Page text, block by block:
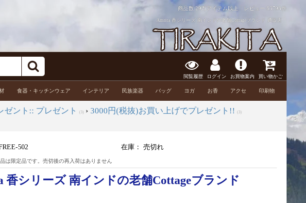
商品数:29万アイテム以上 レビュー:83798件
Amrita 香シリーズ 南インドの老舗Cottageブランド 通販店
閲覧履歴 ログイン お買物案内 買い物かご
食器・キッチンウェア インテリア 民族楽器 バッグ ヨガ お香 アクセ 印刷物
ゼント:: プレゼント (3) ›3000円(税抜)お買い上げでプレゼント!! (3)
502 在庫： 売切れ
は限定品です。売切後の再入荷はありません
香シリーズ 南インドの老舗Cottageブランド